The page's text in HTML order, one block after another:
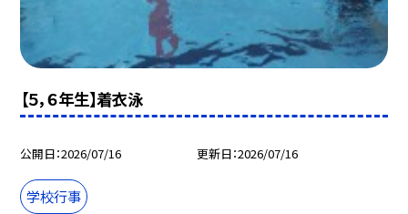
【５，６年生】着衣泳
公開日 2026/07/16 更新日 2026/07/16
学校行事